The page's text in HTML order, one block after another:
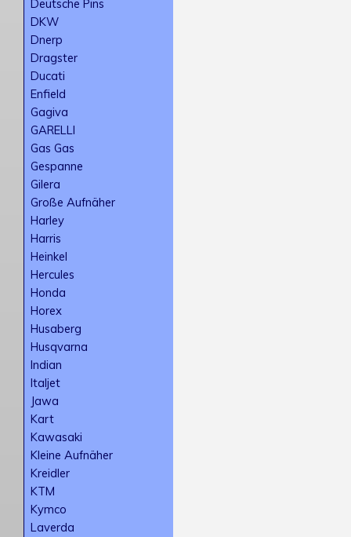
Deutsche Pins
DKW
Dnerp
Dragster
Ducati
Enfield
Gagiva
GARELLI
Gas Gas
Gespanne
Gilera
Große Aufnäher
Harley
Harris
Heinkel
Hercules
Honda
Horex
Husaberg
Husqvarna
Indian
Italjet
Jawa
Kart
Kawasaki
Kleine Aufnäher
Kreidler
KTM
Kymco
Laverda